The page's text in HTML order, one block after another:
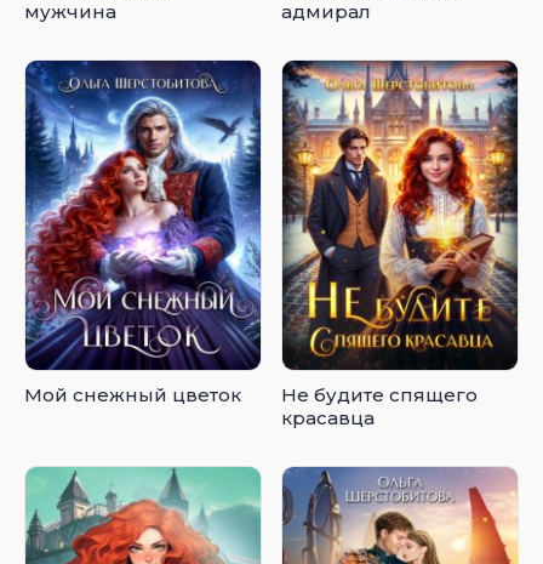
мужчина
адмирал
Мой снежный цветок
Не будите спящего
красавца